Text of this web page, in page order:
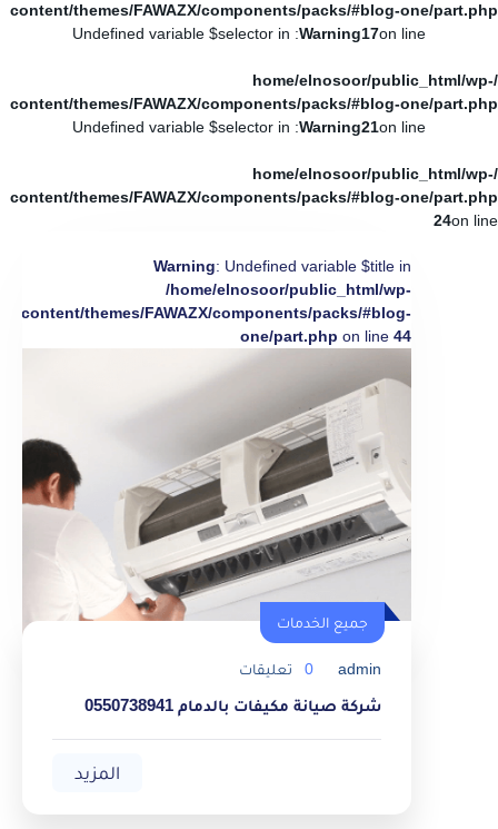
content/themes/FAWAZX/components/packs/#blog-one/part.php
on line
17
Warning
: Undefined variable $selector in
/home/elnosoor/public_html/wp-
content/themes/FAWAZX/components/packs/#blog-one/part.php
on line
21
Warning
: Undefined variable $selector in
/home/elnosoor/public_html/wp-
content/themes/FAWAZX/components/packs/#blog-one/part.php
on line
24
Warning: Undefined variable $title in
/home/elnosoor/public_html/wp-
content/themes/FAWAZX/components/packs/#blog-
one/part.php on line 44
جميع الخدمات
admin
0 تعليقات
شركة صيانة مكيفات بالدمام 0550738941
المزيد